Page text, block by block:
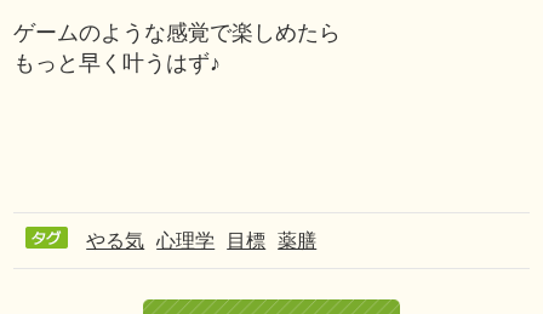
ゲームのような感覚で楽しめたら
もっと早く叶うはず♪
やる気 心理学 目標 薬膳